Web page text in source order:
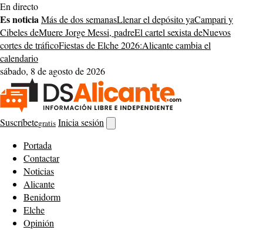
Saltar
al
contenido
En directo
Es noticiaMás de dos semanasLlenar el depósito yaCampari y
Cibeles deMuere Jorge Messi, padreEl cartel sexista deNuevos
cortes de tráficoFiestas de Elche 2026:Alicante cambia el
calendario
sábado, 8 de agosto de 2026
Suscríbetegratis Inicia sesión
buscador
Portada
Contactar
Noticias
Alicante
Benidorm
Elche
Opinión